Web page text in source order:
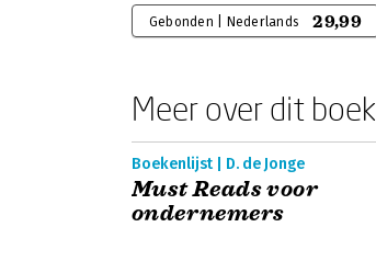
Gebonden | Nederlands 29,99
Meer over dit boek
Boekenlijst | D. de Jonge
Must Reads voor
ondernemers